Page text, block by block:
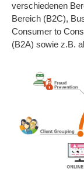
verschiedenen
Bereich (B2C),
Consumer to
(B2A) sowie z.B.